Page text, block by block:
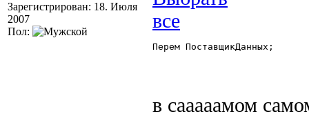
Зарегистрирован: 18. Июля
2007
Пол:
Перем ПоставщикДанных;
в сааааамом